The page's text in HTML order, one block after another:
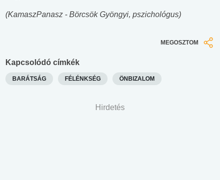
(KamaszPanasz - Börcsök Gyöngyi, pszichológus)
MEGOSZTOM
Kapcsolódó címkék
BARÁTSÁG FÉLÉNKSÉG ÖNBIZALOM
Hirdetés